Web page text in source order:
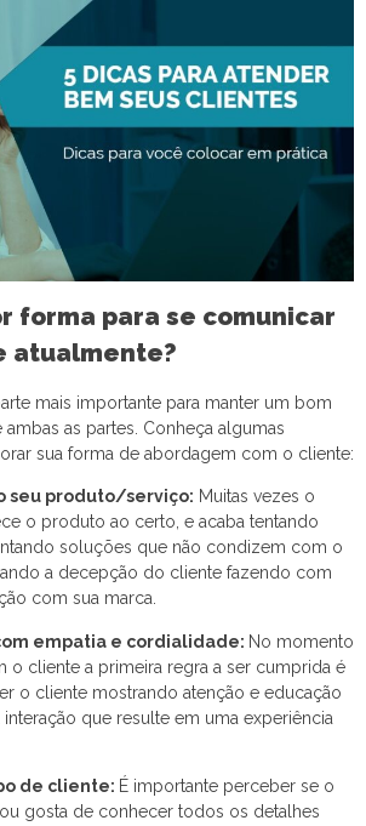
forma para se comunicar
atualmente?
mais importante para manter um bom
as partes. Conheça algumas
sua forma de abordagem com o cliente:
seu produto/serviço: Muitas vezes o
o produto ao certo, e acaba tentando
soluções que não condizem com o
a decepção do cliente fazendo com
com sua marca.
empatia e cordialidade: No momento
o cliente a primeira regra a ser cumprida é
o cliente mostrando atenção e educação
que resulte em uma experiência
de cliente: É importante perceber se o
gosta de conhecer todos os detalhes